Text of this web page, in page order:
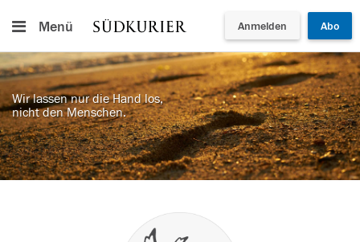
Menü Anmelden Abo
Wir lassen nur die Hand los,
nicht den Menschen.